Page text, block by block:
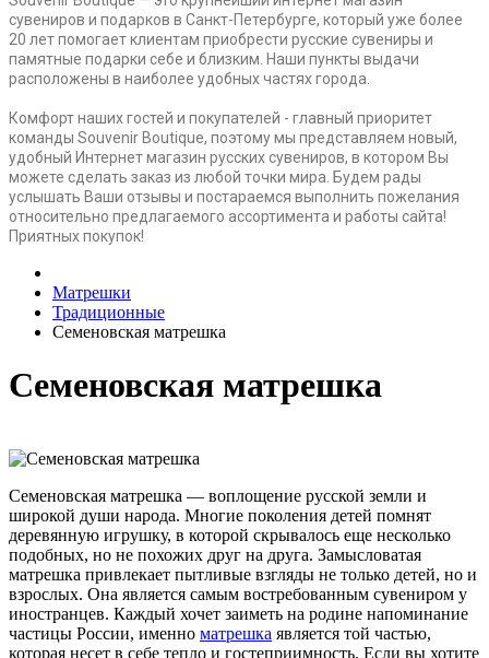
сувениров и подарков в Санкт-Петербурге, который уже более
20 лет помогает клиентам приобрести русские сувениры и
памятные подарки себе и близким. Наши пункты выдачи
расположены в наиболее удобных частях города.
Комфорт наших гостей и покупателей - главный приоритет
команды Souvenir Boutique, поэтому мы представляем новый,
удобный Интернет магазин русских сувениров, в котором Вы
можете сделать заказ из любой точки мира. Будем рады
услышать Ваши отзывы и постараемся выполнить пожелания
относительно предлагаемого ассортимента и работы сайта!
Приятных покупок!
Матрешки
Традиционные
Семеновская матрешка
Семеновская матрешка
Семеновская матрешка — воплощение русской земли и
широкой души народа. Многие поколения детей помнят
деревянную игрушку, в которой скрывалось еще несколько
подобных, но не похожих друг на друга. Замысловатая
матрешка привлекает пытливые взгляды не только детей, но и
взрослых. Она является самым востребованным сувениром у
иностранцев. Каждый хочет заиметь на родине напоминание
частицы России, именно матрешка является той частью,
которая несет в себе тепло и гостеприимность. Если вы хотите